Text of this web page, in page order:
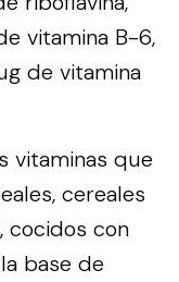
vitamina B-6,
de vitamina
vitaminas que
cereales
cocidos con
base de